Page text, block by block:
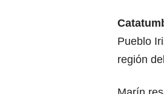
Pueblo
región